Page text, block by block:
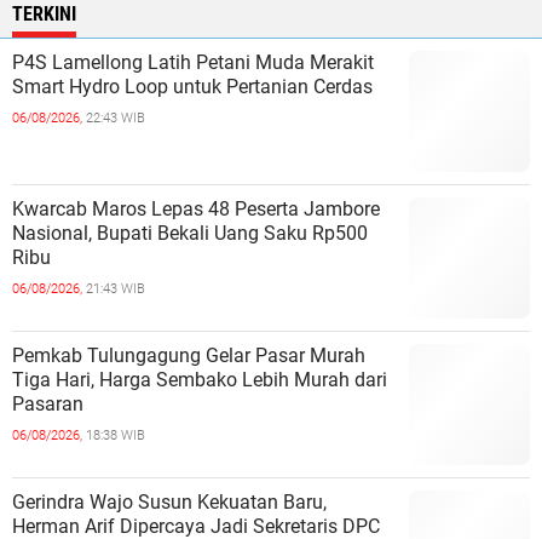
TERKINI
P4S Lamellong Latih Petani Muda Merakit
Smart Hydro Loop untuk Pertanian Cerdas
06/08/2026, 22:43 WIB
Kwarcab Maros Lepas 48 Peserta Jambore
Nasional, Bupati Bekali Uang Saku Rp500
Ribu
06/08/2026, 21:43 WIB
Pemkab Tulungagung Gelar Pasar Murah
Tiga Hari, Harga Sembako Lebih Murah dari
Pasaran
06/08/2026, 18:38 WIB
Gerindra Wajo Susun Kekuatan Baru,
Herman Arif Dipercaya Jadi Sekretaris DPC